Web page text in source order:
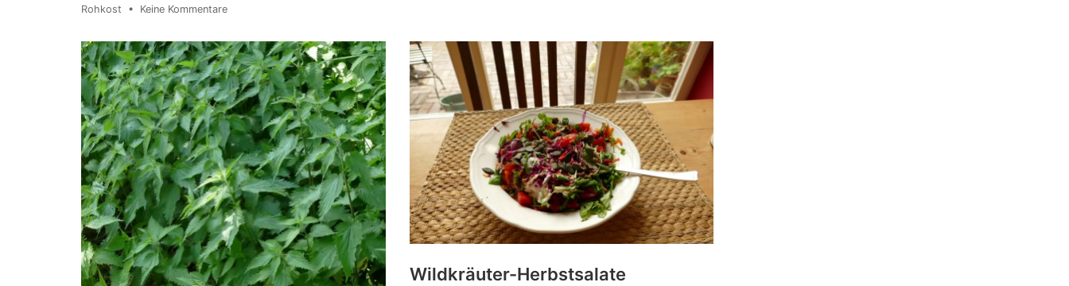
Rohkost • Keine Kommentare
Wildkräuter-Herbstsalate